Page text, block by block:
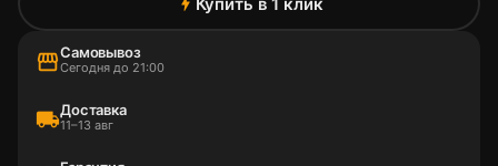
storefrontСамовывоз
Сегодня до 21:00
local_shippingДоставка
11–13 авг